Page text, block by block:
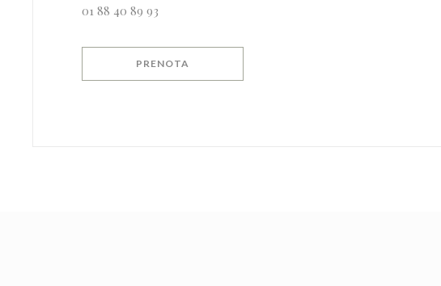
01 88 40 89 93
PRENOTA